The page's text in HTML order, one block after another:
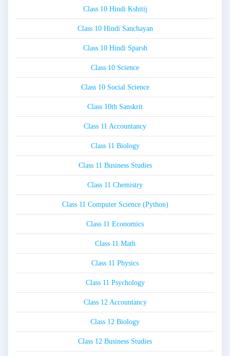
Class 10 Hindi Kshitij
Class 10 Hindi Sanchayan
Class 10 Hindi Sparsh
Class 10 Science
Class 10 Social Science
Class 10th Sanskrit
Class 11 Accountancy
Class 11 Biology
Class 11 Business Studies
Class 11 Chemistry
Class 11 Computer Science (Python)
Class 11 Economics
Class 11 Math
Class 11 Physics
Class 11 Psychology
Class 12 Accountancy
Class 12 Biology
Class 12 Business Studies